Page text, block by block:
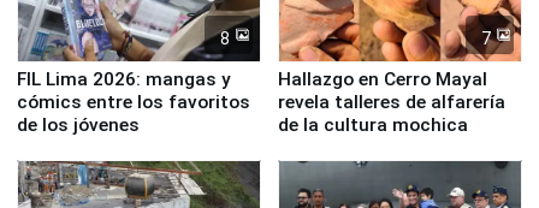
8
FIL Lima 2026: mangas y
cómics entre los favoritos
de los jóvenes
7
Hallazgo en Cerro Mayal
revela talleres de alfarería
de la cultura mochica